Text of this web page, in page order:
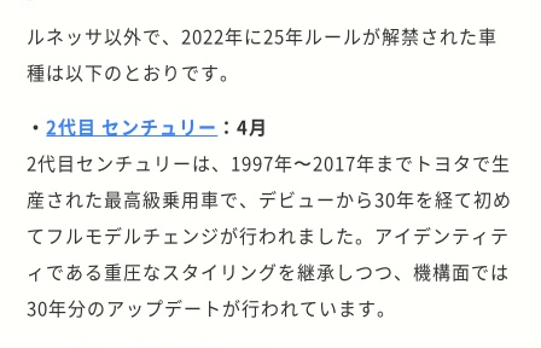
ルネッサ以外で、2022年に25年ルールが解禁された車
種は以下のとおりです。
・2代目 センチュリー ：4月
2代目センチュリーは、1997年〜2017年までトヨタで生
産された最高級乗用車で、デビューから30年を経て初め
てフルモデルチェンジが行われました。アイデンティテ
ィである重圧なスタイリングを継承しつつ、機構面では
30年分のアップデートが行われています。